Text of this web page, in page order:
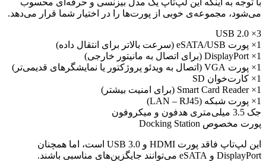
می‌شود، مجموعه‌ی خوبی از پورت‌ها را در اختیار شما قرار می‌دهد.
3× USB 2.0
1× پورت eSATA/USB (سرعت بالاتر برای انتقال داده)
1× DisplayPort (برای اتصال به مانیتور خارجی)
1× پورت VGA (اتصال به ویدئو پروژکتور یا نمایشگرهای قدیمی‌تر)
1× کارت‌خوان SD
1× Smart Card Reader (برای امنیت بیشتر)
1× پورت شبکه (LAN – RJ45)
جک 3.5 میلی‌متری هدفون و میکروفون
پورت مخصوص Docking Station
این لپ‌تاپ فاقد پورت HDMI و USB 3.0 است، اما همچنان
DisplayPort و eSATA می‌توانند جایگزین‌های مناسبی باشند.